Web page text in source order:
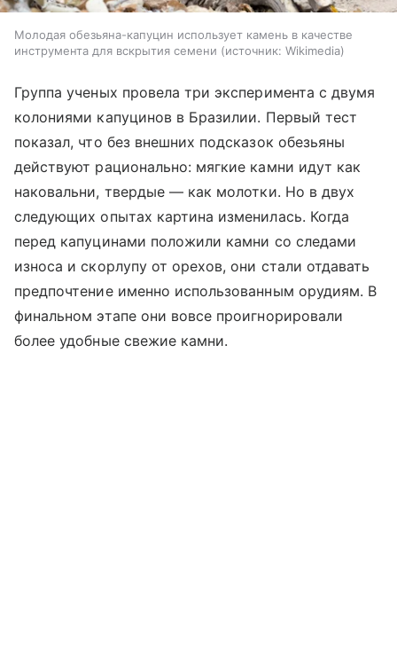
Молодая обезьяна-капуцин использует камень в качестве
инструмента для вскрытия семени
источник: Wikimedia
Группа ученых провела три эксперимента с двумя
колониями капуцинов в Бразилии. Первый тест
показал, что без внешних подсказок обезьяны
действуют рационально: мягкие камни идут как
наковальни, твердые — как молотки. Но в двух
следующих опытах картина изменилась. Когда
перед капуцинами положили камни со следами
износа и скорлупу от орехов, они стали отдавать
предпочтение именно использованным орудиям. В
финальном этапе они вовсе проигнорировали
более удобные свежие камни.